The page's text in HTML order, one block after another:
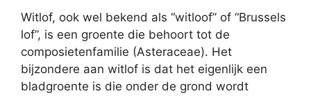
Witlof, ook wel bekend als “witloof” of “Brussels
lof”, is een groente die behoort tot de
composietenfamilie (Asteraceae). Het
bijzondere aan witlof is dat het eigenlijk een
bladgroente is die onder de grond wordt